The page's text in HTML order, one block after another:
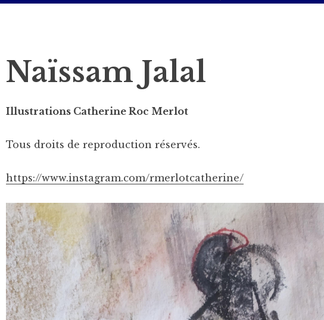
Naïssam Jalal
Illustrations Catherine Roc Merlot
Tous droits de reproduction réservés.
https://www.instagram.com/rmerlotcatherine/